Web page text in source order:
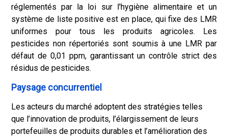
réglementés par la loi sur l'hygiène alimentaire et un
système de liste positive est en place, qui fixe des LMR
uniformes pour tous les produits agricoles. Les
pesticides non répertoriés sont soumis à une LMR par
défaut de 0,01 ppm, garantissant un contrôle strict des
résidus de pesticides.
Paysage concurrentiel
Les acteurs du marché adoptent des stratégies telles
que l’innovation de produits, l’élargissement de leurs
portefeuilles de produits durables et l’amélioration des